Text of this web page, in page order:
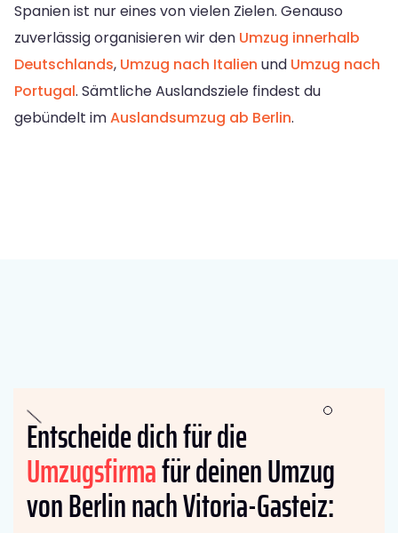
Spanien ist nur eines von vielen Zielen. Genauso
zuverlässig organisieren wir den Umzug innerhalb
Deutschlands, Umzug nach Italien und Umzug nach
Portugal. Sämtliche Auslandsziele findest du
gebündelt imAuslandsumzug ab Berlin.
Entscheide dich für die
Umzugsfirmafür deinen Umzug
von Berlin nach Vitoria-Gasteiz: